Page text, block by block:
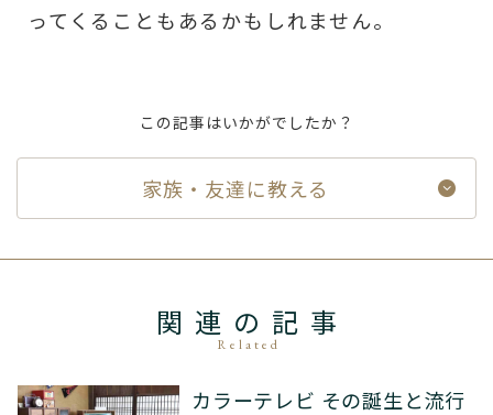
ってくることもあるかもしれません。
この記事はいかがでしたか？
家族・友達に教える
関連の記事
Related
カラーテレビ その誕生と流行